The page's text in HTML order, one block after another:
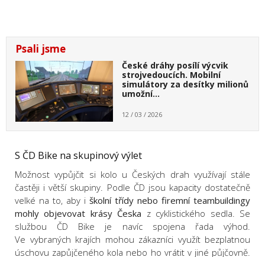
Psali jsme
České dráhy posílí výcvik
strojvedoucích. Mobilní
simulátory za desítky milionů
umožní…
12 / 03 / 2026
S ČD Bike na skupinový výlet
Možnost vypůjčit si kolo u Českých drah využívají stále
častěji i větší skupiny. Podle ČD jsou kapacity dostatečně
velké na to, aby i školní třídy nebo firemní teambuildingy
mohly objevovat krásy Česka z cyklistického sedla. Se
službou ČD Bike je navíc spojena řada výhod.
Ve vybraných krajích mohou zákazníci využít bezplatnou
úschovu zapůjčeného kola nebo ho vrátit v jiné půjčovně.